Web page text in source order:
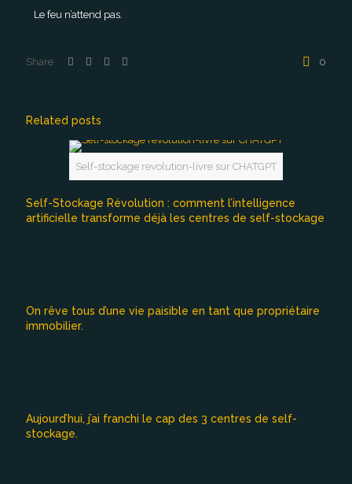
Le feu n’attend pas.
Share 0
Related posts
Self-stockage revolution-livre sur CHATGPT
Self-Stockage Révolution : comment l’intelligence
artificielle transforme déjà les centres de self-stockage
On rêve tous d’une vie paisible en tant que propriétaire
immobilier.
Aujourd’hui, j’ai franchi le cap des 3 centres de self-
stockage.